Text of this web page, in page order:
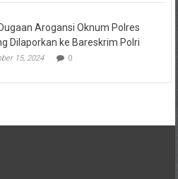
Arogansi Oknum Polres
Dilaporkan ke Bareskrim Polri
15, 2024 0